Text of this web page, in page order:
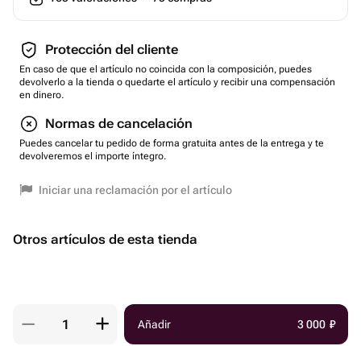
Protección del cliente
En caso de que el artículo no coincida con la composición, puedes
devolverlo a la tienda o quedarte el artículo y recibir una compensación
en dinero.
Normas de cancelación
Puedes cancelar tu pedido de forma gratuita antes de la entrega y te
devolveremos el importe íntegro.
Iniciar una reclamación por el artículo
Otros artículos de esta tienda
Añadir 3 000 ₽